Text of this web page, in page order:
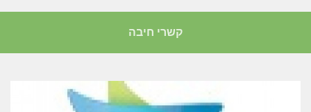
קשרי חיבה